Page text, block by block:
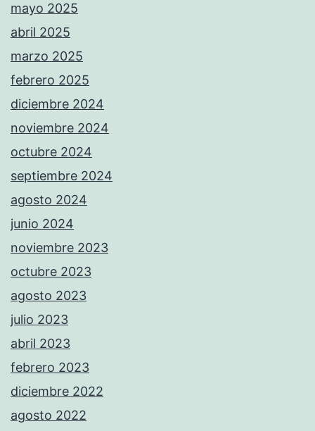
mayo 2025
abril 2025
marzo 2025
febrero 2025
diciembre 2024
noviembre 2024
octubre 2024
septiembre 2024
agosto 2024
junio 2024
noviembre 2023
octubre 2023
agosto 2023
julio 2023
abril 2023
febrero 2023
diciembre 2022
agosto 2022